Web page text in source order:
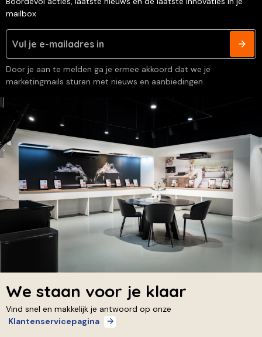
mailbox
Door je aan te melden ga je ermee akkoord dat we je
marketingmails sturen met nieuws en aanbiedingen.
We staan voor je klaar
Vind snel en makkelijk je antwoord op onze
Klantenservicepagina